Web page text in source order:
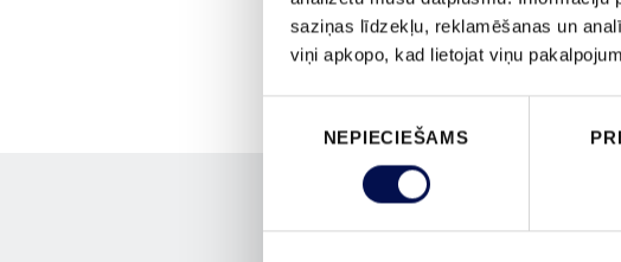
saziņas līdzekļu, reklamēšanas un
viņi apkopo, kad lietojat viņu
NEPIECIEŠAMS